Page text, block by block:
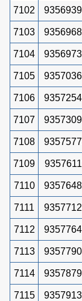
7102
7103
7104
7105
7106
7107
7108
7109
7110
7111
7112
7113
7114
7115